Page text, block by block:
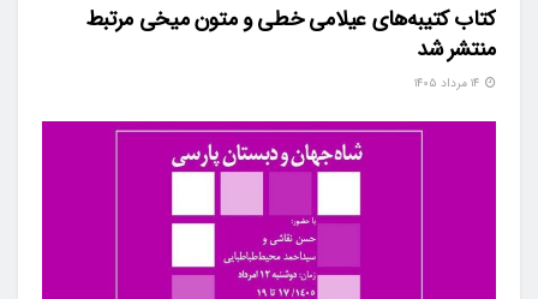
کتاب کتیبه‌های عیلامی خطی و متون میخی مرتبط
منتشر شد